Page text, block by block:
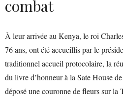
combat
À leur arrivée au Kenya, le roi
76 ans, ont été accueillis par le
traditionnel accueil protocolaire, la
du livre d’honneur à la Sate House
déposé une couronne de fleurs sur